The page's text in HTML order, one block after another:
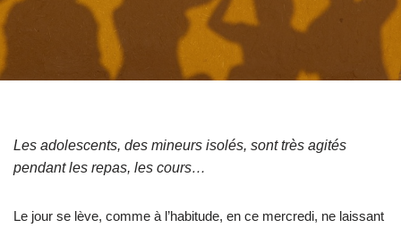
Les adolescents, des mineurs isolés, sont très agités
pendant les repas, les cours…
Le jour se lève, comme à l’habitude, en ce mercredi, ne laissant